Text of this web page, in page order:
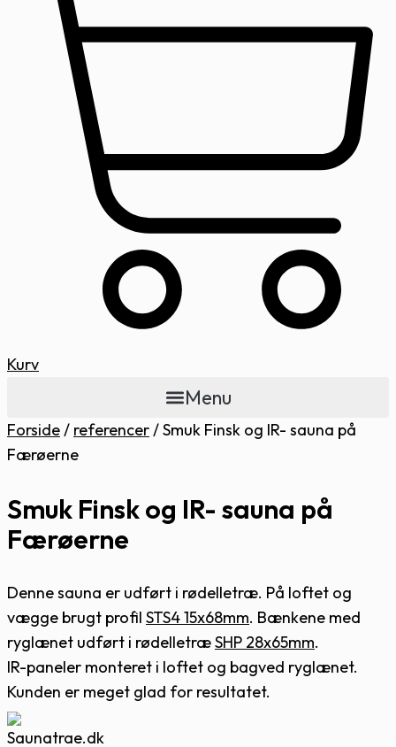
Kurv
Menu
Forside/ referencer/Smuk Finsk og IR- sauna på
Færøerne
Smuk Finsk og IR- sauna på
Færøerne
Denne sauna er udført i rødelletræ. På loftet og
vægge brugt profil STS4 15x68mm. Bænkene med
ryglænet udført i rødelletræSHP 28x65mm.
IR-paneler monteret i loftet og bagved ryglænet.
Kunden er meget glad for resultatet.